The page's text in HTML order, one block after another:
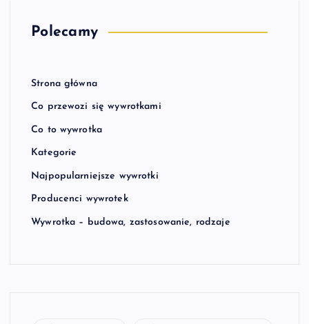
Polecamy
Strona główna
Co przewozi się wywrotkami
Co to wywrotka
Kategorie
Najpopularniejsze wywrotki
Producenci wywrotek
Wywrotka – budowa, zastosowanie, rodzaje